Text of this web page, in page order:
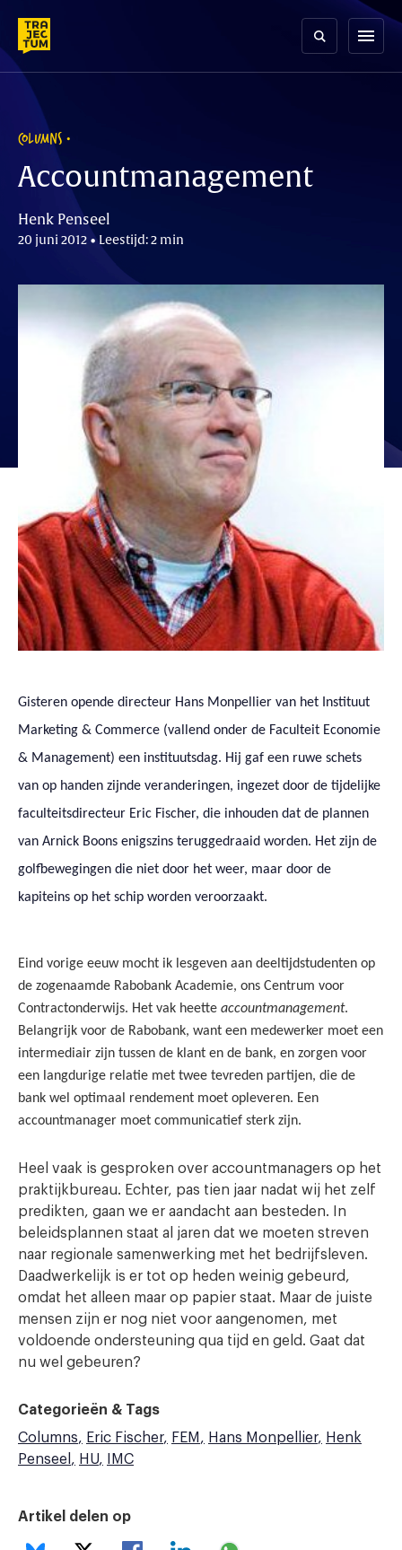
content
menu
COLUMNS
Accountmanagement
Henk Penseel
20 juni 2012 • Leestijd: 2 min
Gisteren opende directeur Hans Monpellier van het Instituut
Marketing & Commerce (vallend onder de Faculteit Economie
& Management) een instituutsdag. Hij gaf een ruwe schets
van op handen zijnde veranderingen, ingezet door de tijdelijke
faculteitsdirecteur Eric Fischer, die inhouden dat de plannen
van Arnick Boons enigszins teruggedraaid worden. Het zijn de
golfbewegingen die niet door het weer, maar door de
kapiteins op het schip worden veroorzaakt.
Eind vorige eeuw mocht ik lesgeven aan deeltijdstudenten op
de zogenaamde Rabobank Academie, ons Centrum voor
Contractonderwijs. Het vak heette accountmanagement.
Belangrijk voor de Rabobank, want een medewerker moet een
intermediair zijn tussen de klant en de bank, en zorgen voor
een langdurige relatie met twee tevreden partijen, die de
bank wel optimaal rendement moet opleveren. Een
accountmanager moet communicatief sterk zijn.
Heel vaak is gesproken over accountmanagers op het
praktijkbureau. Echter, pas tien jaar nadat wij het zelf
predikten, gaan we er aandacht aan besteden. In
beleidsplannen staat al jaren dat we moeten streven
naar regionale samenwerking met het bedrijfsleven.
Daadwerkelijk is er tot op heden weinig gebeurd,
omdat het alleen maar op papier staat. Maar de juiste
mensen zijn er nog niet voor aangenomen, met
voldoende ondersteuning qua tijd en geld. Gaat dat
nu wel gebeuren?
Categorieën & Tags
Columns
Eric Fischer FEM Hans Monpellier
Henk
Penseel
HU IMC
Artikel delen op